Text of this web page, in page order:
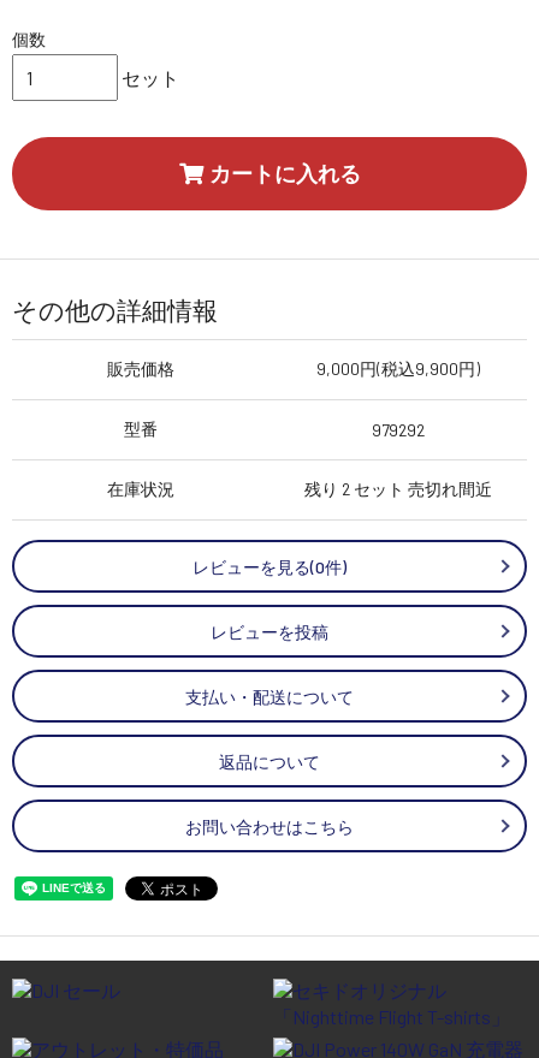
個数
セット
カートに入れる
その他の詳細情報
販売価格 9,000円(税込9,900円)
型番 979292
在庫状況 残り 2 セット 売切れ間近
レビューを見る(0件)
レビューを投稿
支払い・配送について
返品について
お問い合わせはこちら